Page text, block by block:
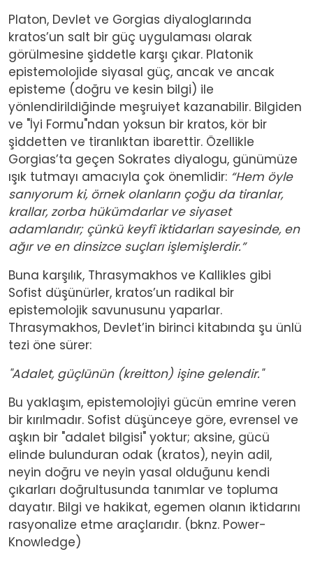
Platon, Devlet ve Gorgias diyaloglarında
kratos’un salt bir güç uygulaması olarak
görülmesine şiddetle karşı çıkar. Platonik
epistemolojide siyasal güç, ancak ve ancak
episteme (doğru ve kesin bilgi) ile
yönlendirildiğinde meşruiyet kazanabilir. Bilgiden
ve "İyi Formu"ndan yoksun bir kratos, kör bir
şiddetten ve tiranlıktan ibarettir. Özellikle
Gorgias’ta geçen Sokrates diyalogu, günümüze
ışık tutmayı amacıyla çok önemlidir: “Hem öyle
sanıyorum ki, örnek olanların çoğu da tiranlar,
krallar, zorba hükümdarlar ve siyaset
adamlarıdır; çünkü keyfî iktidarları sayesinde, en
ağır ve en dinsizce suçları işlemişlerdir.”
Buna karşılık, Thrasymakhos ve Kallikles gibi
Sofist düşünürler, kratos’un radikal bir
epistemolojik savunusunu yaparlar.
Thrasymakhos, Devlet’in birinci kitabında şu ünlü
tezi öne sürer:
"Adalet, güçlünün (kreitton) işine gelendir."
Bu yaklaşım, epistemolojiyi gücün emrine veren
bir kırılmadır. Sofist düşünceye göre, evrensel ve
aşkın bir "adalet bilgisi" yoktur; aksine, gücü
elinde bulunduran odak (kratos), neyin adil,
neyin doğru ve neyin yasal olduğunu kendi
çıkarları doğrultusunda tanımlar ve topluma
dayatır. Bilgi ve hakikat, egemen olanın iktidarını
rasyonalize etme araçlarıdır. (bknz. Power-
Knowledge)